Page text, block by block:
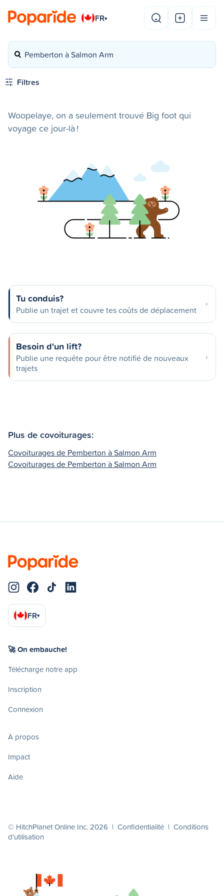
FR▾
Pemberton à Salmon Arm
Filtres
Woopelaye, on a seulement trouvé Big foot qui
voyage ce jour-là !
Tu conduis?
Publie un trajet et couvre tes coûts de déplacement
Besoin d'un lift?
Publie une requête pour être notifié de nouveaux
trajets
Plus de covoiturages:
Covoiturages de Pemberton à Salmon Arm
Covoiturages de Pemberton à Salmon Arm
FR▾
🚀 On embauche!
Télécharge notre app
Inscription
Connexion
À propos
Impact
Aide
© HitchPlanet Online Inc. 2026 | Confidentialité | Conditions
d'utilisation